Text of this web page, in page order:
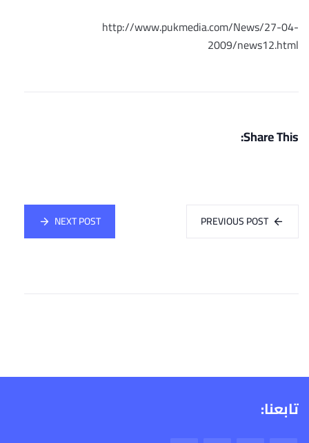
http://www.pukmedia.com/News/27-04-
2009/news12.html
Share This:
PREVIOUS POST
NEXT POST
تابعنا: